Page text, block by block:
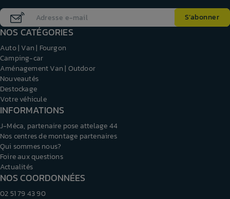
NOS CATÉGORIES
Auto | Van | Fourgon
Camping-car
Aménagement Van | Outdoor
Nouveautés
Destockage
Votre véhicule
INFORMATIONS
J-Méca, partenaire pose attelage 44
Nos centres de montage partenaires
Qui sommes nous?
Foire aux questions
Actualités
NOS COORDONNÉES
02 51 79 43 90